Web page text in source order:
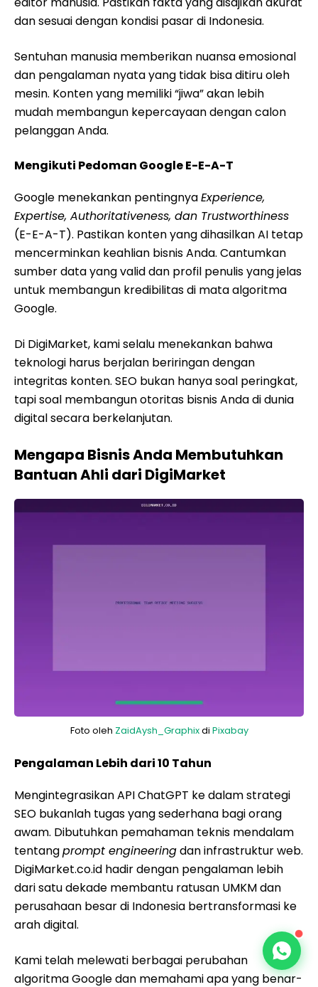
dan sesuai dengan kondisi pasar di Indonesia.
Sentuhan manusia memberikan nuansa emosional
dan pengalaman nyata yang tidak bisa ditiru oleh
mesin. Konten yang memiliki “jiwa” akan lebih
mudah membangun kepercayaan dengan calon
pelanggan Anda.
Mengikuti Pedoman Google E-E-A-T
Google menekankan pentingnyaExperience,
Expertise, Authoritativeness, dan Trustworthiness
(E-E-A-T). Pastikan konten yang dihasilkan AI tetap
mencerminkan keahlian bisnis Anda. Cantumkan
sumber data yang valid dan profil penulis yang jelas
untuk membangun kredibilitas di mata algoritma
Google.
Di DigiMarket, kami selalu menekankan bahwa
teknologi harus berjalan beriringan dengan
integritas konten. SEO bukan hanya soal peringkat,
tapi soal membangun otoritas bisnis Anda di dunia
digital secara berkelanjutan.
Mengapa Bisnis Anda Membutuhkan
Bantuan Ahli dari DigiMarket
Foto oleh ZaidAysh_Graphixdi Pixabay
Pengalaman Lebih dari 10 Tahun
Mengintegrasikan API ChatGPT ke dalam strategi
SEO bukanlah tugas yang sederhana bagi orang
awam. Dibutuhkan pemahaman teknis mendalam
tentangprompt engineeringdan infrastruktur web.
DigiMarket.co.id hadir dengan pengalaman lebih
dari satu dekade membantu ratusan UMKM dan
perusahaan besar di Indonesia bertransformasi ke
arah digital.
Kami telah melewati berbagai perubahan
algoritma Google dan memahami apa yang benar-